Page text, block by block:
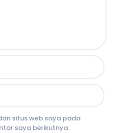
situs web saya pada
saya berikutnya.